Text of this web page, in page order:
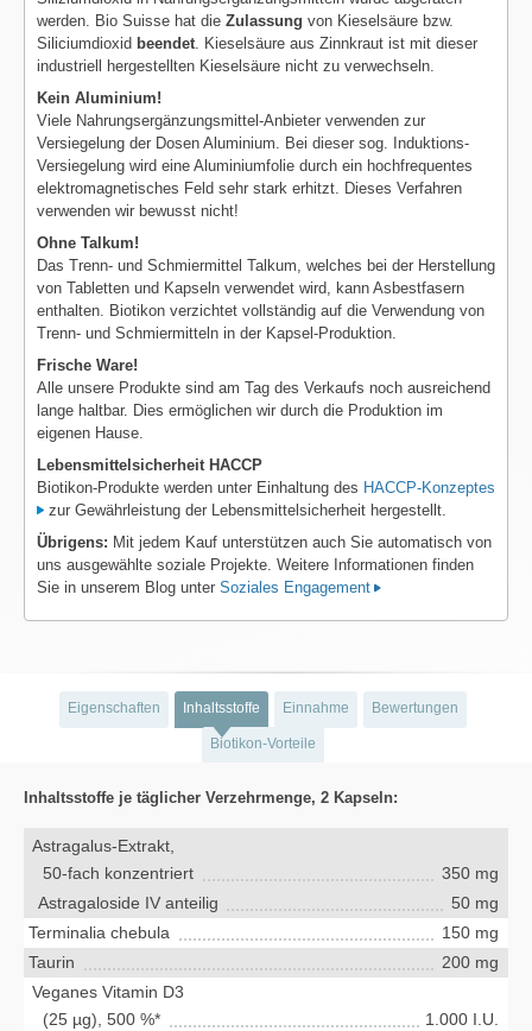
werden. Bio Suisse hat die Zulassung von Kieselsäure bzw.
Siliciumdioxid beendet . Kieselsäure aus Zinnkraut ist mit dieser
industriell hergestellten Kieselsäure nicht zu verwechseln.
Kein Aluminium!
Viele Nahrungsergänzungsmittel-Anbieter verwenden zur
Versiegelung der Dosen Aluminium. Bei dieser sog. Induktions-
Versiegelung wird eine Aluminiumfolie durch ein hochfrequentes
elektromagnetisches Feld sehr stark erhitzt. Dieses Verfahren
verwenden wir bewusst nicht!
Ohne Talkum!
Das Trenn- und Schmiermittel Talkum, welches bei der Herstellung
von Tabletten und Kapseln verwendet wird, kann Asbestfasern
enthalten. Biotikon verzichtet vollständig auf die Verwendung von
Trenn- und Schmiermitteln in der Kapsel-Produktion.
Frische Ware!
Alle unsere Produkte sind am Tag des Verkaufs noch ausreichend
lange haltbar. Dies ermöglichen wir durch die Produktion im
eigenen Hause.
Lebensmittelsicherheit HACCP
Biotikon-Produkte werden unter Einhaltung des HACCP-Konzeptes
zur Gewährleistung der Lebensmittelsicherheit hergestellt.
Übrigens: Mit jedem Kauf unterstützen auch Sie automatisch von
uns ausgewählte soziale Projekte. Weitere Informationen finden
Sie in unserem Blog unter Soziales Engagement
Eigenschaften Inhaltsstoffe Einnahme Bewertungen
Biotikon-Vorteile
Inhaltsstoffe je täglicher Verzehrmenge, 2 Kapseln:
Astragalus-Extrakt,
50-fach konzentriert
350 mg
Astragaloside IV anteilig
50 mg
Terminalia chebula
150 mg
Taurin
200 mg
Veganes Vitamin D3
(25 µg), 500 %*
1.000 I.U.